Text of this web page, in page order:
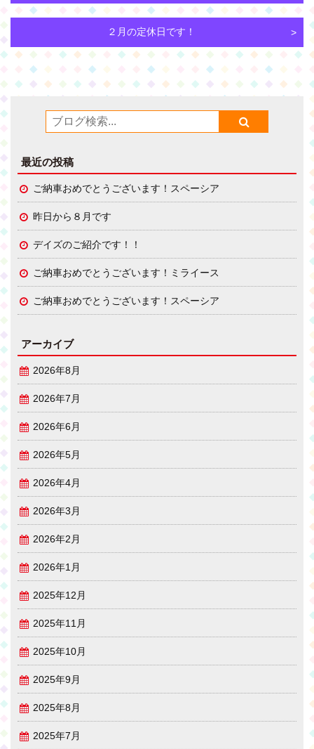
２月の定休日です！
最近の投稿
ご納車おめでとうございます！スペーシア
昨日から８月です
デイズのご紹介です！！
ご納車おめでとうございます！ミライース
ご納車おめでとうございます！スペーシア
アーカイブ
2026年8月
2026年7月
2026年6月
2026年5月
2026年4月
2026年3月
2026年2月
2026年1月
2025年12月
2025年11月
2025年10月
2025年9月
2025年8月
2025年7月